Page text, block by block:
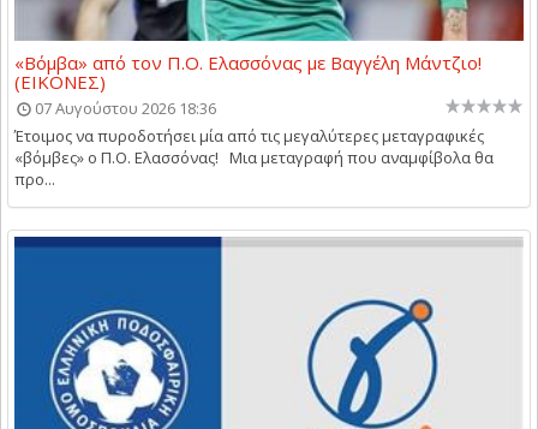
«Βόμβα» από τον Π.Ο. Ελασσόνας με Βαγγέλη Μάντζιο!
(ΕΙΚΟΝΕΣ)
07 Αυγούστου 2026 18:36
Έτοιμος να πυροδοτήσει μία από τις μεγαλύτερες μεταγραφικές
«βόμβες» ο Π.Ο. Ελασσόνας! Μια μεταγραφή που αναμφίβολα θα
προ...